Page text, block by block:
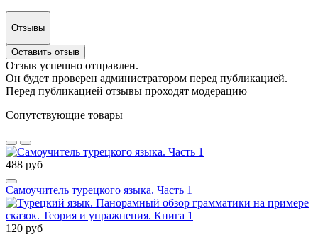
Отзывы
Оставить отзыв
Отзыв успешно отправлен.
Он будет проверен администратором перед публикацией.
Перед публикацией отзывы проходят модерацию
Сопутствующие товары
488 руб
Самоучитель турецкого языка. Часть 1
120 руб